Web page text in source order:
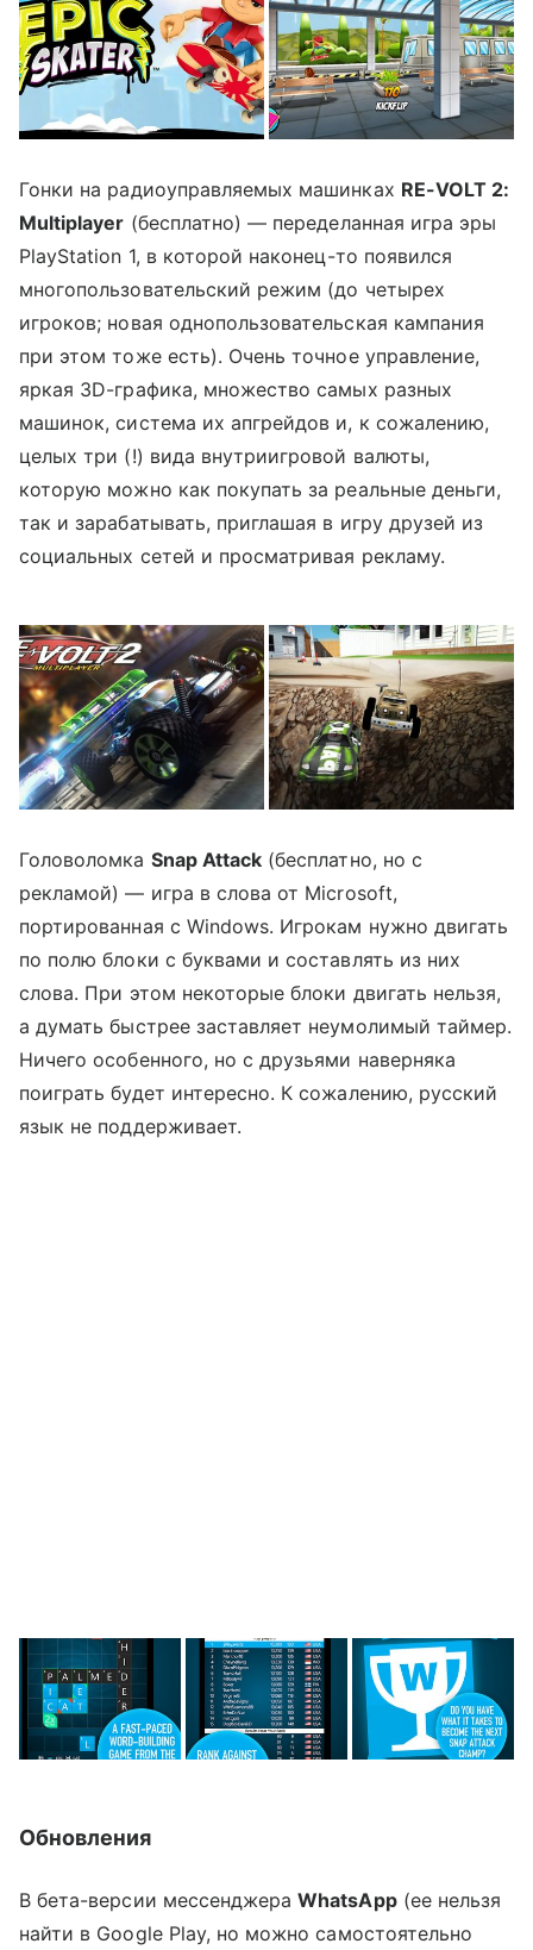
Гонки на радиоуправляемых машинках RE-VOLT 2:
Multiplayer (бесплатно) — переделанная игра эры
PlayStation 1, в которой наконец-то появился
многопользовательский режим (до четырех
игроков; новая однопользовательская кампания
при этом тоже есть). Очень точное управление,
яркая 3D-графика, множество самых разных
машинок, система их апгрейдов и, к сожалению,
целых три (!) вида внутриигровой валюты,
которую можно как покупать за реальные деньги,
так и зарабатывать, приглашая в игру друзей из
социальных сетей и просматривая рекламу.
Головоломка Snap Attack (бесплатно, но с
рекламой) — игра в слова от Microsoft,
портированная с Windows. Игрокам нужно двигать
по полю блоки с буквами и составлять из них
слова. При этом некоторые блоки двигать нельзя,
а думать быстрее заставляет неумолимый таймер.
Ничего особенного, но с друзьями наверняка
поиграть будет интересно. К сожалению, русский
язык не поддерживает.
Обновления
В бета-версии мессенджераWhatsApp(ее нельзя
найти в Google Play, но можно самостоятельно